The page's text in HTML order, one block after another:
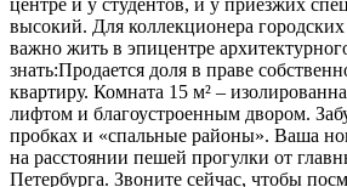
центре и у студентов, и у приезжих
высокий. Для коллекционера
важно жить в эпицентре
знать:Продается доля в праве
квартиру. Комната 15 м² –
лифтом и благоустроенным двором.
пробках и «спальные районы». Ваша
на расстоянии пешей прогулки от
Петербурга. Звоните сейчас, чтобы